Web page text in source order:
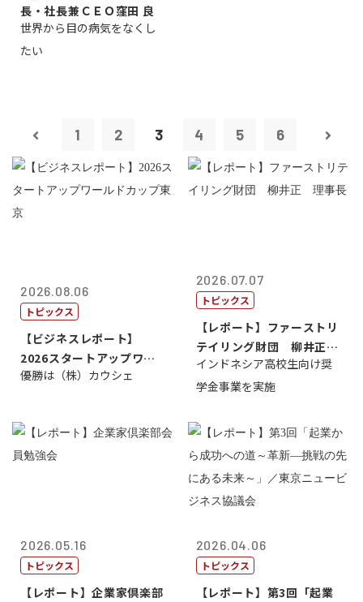
長・社長兼ＣＥＯ窪田 良
世界から目の病気をなくし
たい
1 2 3 4 5 6
2026.08.06
トピックス
【ビジネスレポート】
2026スタートアップワー
ルドカップ東京
優勝は（株）カウシェ
2026.07.07
トピックス
【レポート】ファーストリ
テイリング財団 柳井正
理事長
インドネシア高校生向け奨
学金事業を実施
2026.05.16
トピックス
【レポート】企業家倶楽部
2026.04.06
トピックス
【レポート】第3回「起業